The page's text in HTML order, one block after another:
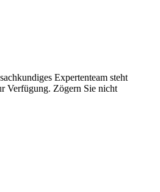
Expertenteam steht
Verfügung. Zögern Sie nicht